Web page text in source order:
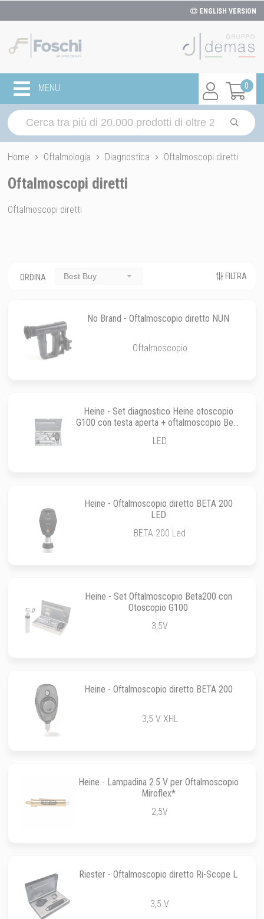
ENGLISH VERSION
0
MENU
Home Oftalmologia Diagnostica Oftalmoscopi diretti
Oftalmoscopi diretti
Oftalmoscopi diretti
ORDINA Best Buy FILTRA
No Brand - Oftalmoscopio diretto NUN
Oftalmoscopio
Heine - Set diagnostico Heine otoscopio
G100 con testa aperta + oftalmoscopio Beta
LED
Heine - Oftalmoscopio diretto BETA 200
LED
BETA 200 Led
Heine - Set Oftalmoscopio Beta200 con
Otoscopio G100
3,5V
Heine - Oftalmoscopio diretto BETA 200
3,5 V XHL
Heine - Lampadina 2.5 V per Oftalmoscopio
Miroflex*
2,5V
Riester - Oftalmoscopio diretto Ri-Scope L
3,5 V